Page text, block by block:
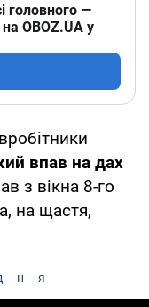
головного —
OBOZ.UA у
впав на дах
з вікна 8-го
на щастя,